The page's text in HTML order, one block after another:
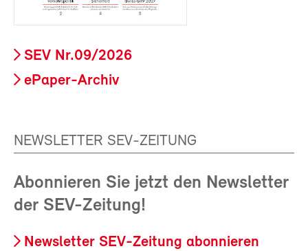
SEV Nr.09/2026
ePaper-Archiv
NEWSLETTER SEV-ZEITUNG
Abonnieren Sie jetzt den Newsletter
der SEV-Zeitung!
Newsletter SEV-Zeitung abonnieren